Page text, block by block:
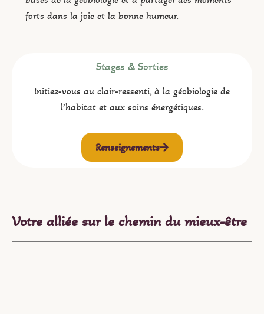
forts dans la joie et la bonne humeur.
Stages & Sorties
Initiez-vous au clair-ressenti, à la géobiologie de
l’habitat et aux soins énergétiques.
Renseignements
Votre alliée sur le chemin du mieux-être